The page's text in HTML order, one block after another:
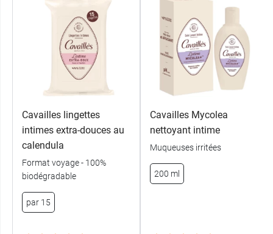
Cavailles lingettes
intimes extra-douces au
calendula
Format voyage - 100%
biodégradable
par 15
Cavailles Mycolea
nettoyant intime
Muqueuses irritées
200 ml